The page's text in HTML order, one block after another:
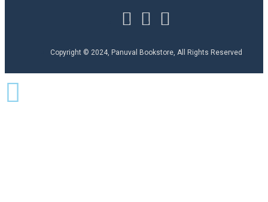
Copyright © 2024, Panuval Bookstore, All Rights Reserved